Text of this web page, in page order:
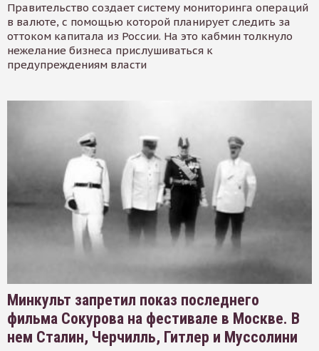
Правительство создает систему мониторинга операций
в валюте, с помощью которой планирует следить за
оттоком капитала из России. На это кабмин толкнуло
нежелание бизнеса прислушиваться к
предупреждениям власти
Минкульт запретил показ последнего
фильма Сокурова на фестивале в Москве. В
нем Сталин, Черчилль, Гитлер и Муссолини